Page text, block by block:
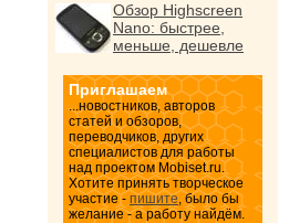
Обзор Highscreen
Nano: быстрее,
меньше, дешевле
Приглашаем
...новостников, авторов
статей и обзоров,
переводчиков, других
специалистов для работы
над проектом Mobiset.ru.
Хотите принять творческое
участие - пишите, было бы
желание - а работу найдём.